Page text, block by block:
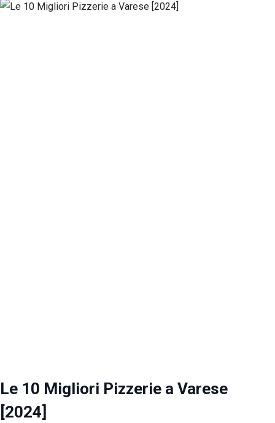
Le 10 Migliori Pizzerie a Varese
[2024]